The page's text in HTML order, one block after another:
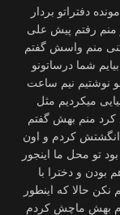
دفتراتو بردار
منم رفتم پیش علی
منم واسش گفتم
شما درساتونو
نوشتیم نیم ساعت
میکردیم مثل
منم بهش گفتم
انگشتش کردم و اون
تو محل ما اینجور
بودن و دخترا با
حالا که اینطور
بهش ماچش کردم